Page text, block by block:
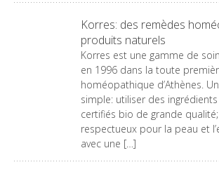
Korres: des remèdes
produits naturels
Korres est une gamme de
en 1996 dans la toute
homéopathique d’Athènes.
simple: utiliser des
certifiés bio de grande
respectueux pour la peau et
avec une […]